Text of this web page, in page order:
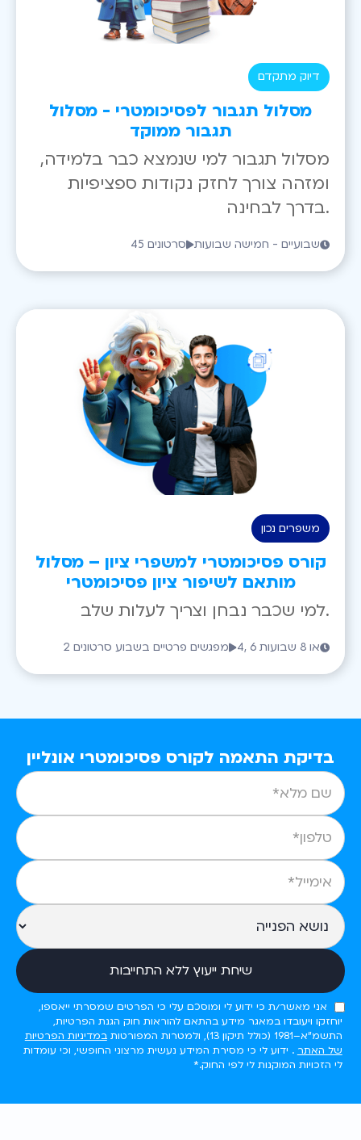
דיוק מתקדם
מסלול תגבור לפסיכומטרי - מסלול
תגבור ממוקד
מסלול תגבור למי שנמצא כבר בלמידה,
ומזהה צורך לחזק נקודות ספציפיות
בדרך לבחינה.
45 סרטונים שבועיים - חמישה שבועות
משפרים נכון
קורס פסיכומטרי למשפרי ציון – מסלול
מותאם לשיפור ציון פסיכומטרי
למי שכבר נבחן וצריך לעלות שלב.
2 מפגשים פרטיים בשבוע סרטונים 4, 6 או 8 שבועות
בדיקת התאמה לקורס פסיכומטרי אונליין
אני מאשר/ת כי ידוע לי ומוסכם עלי כי הפרטים שמסרתי ייאספו,
יוחזקו ויעובדו במאגר מידע בהתאם להוראות חוק הגנת הפרטיות,
התשמ"א–1981 (כולל תיקון 13), ולמטרות המפורטות
במדיניות הפרטיות
של האתר . ידוע לי כי מסירת המידע נעשית מרצוני החופשי, וכי עומדות
לי הזכויות המוקנות לי לפי החוק.*